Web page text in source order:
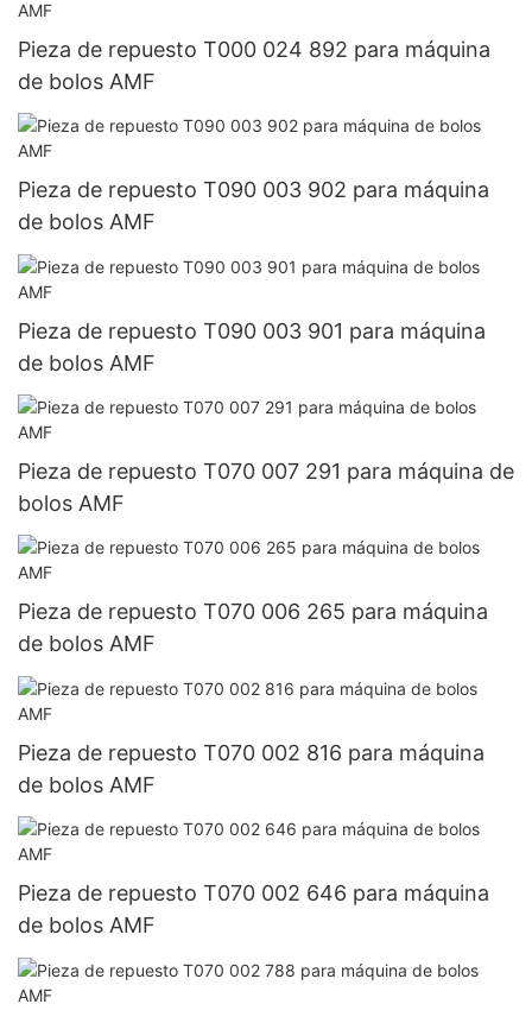
Pieza de repuesto T000 024 892 para máquina
de bolos AMF
Pieza de repuesto T090 003 902 para máquina
de bolos AMF
Pieza de repuesto T090 003 901 para máquina
de bolos AMF
Pieza de repuesto T070 007 291 para máquina de
bolos AMF
Pieza de repuesto T070 006 265 para máquina
de bolos AMF
Pieza de repuesto T070 002 816 para máquina
de bolos AMF
Pieza de repuesto T070 002 646 para máquina
de bolos AMF